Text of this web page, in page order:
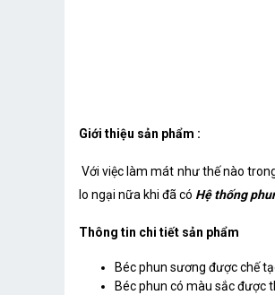
Giới thiệu sản phẩm :
Với việc làm mát như thế nào
lo ngại nữa khi đã có Hệ thống
Thông tin chi tiết sản phẩm
Béc phun sương được chế
Béc phun có màu sắc được